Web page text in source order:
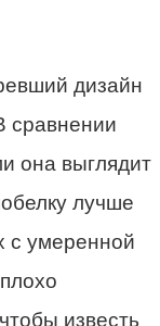
дизайн
сравнении
она выглядит
лучше
с умеренной
известь